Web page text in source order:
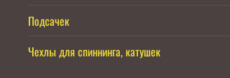
Подсачек
Чехлы для спиннинга, катушек